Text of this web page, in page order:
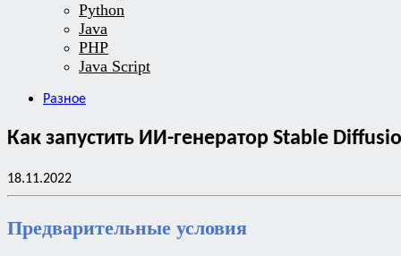
Python
Java
PHP
Java Script
Разное
Как запустить ИИ-генератор Stable
18.11.2022
Предварительные условия